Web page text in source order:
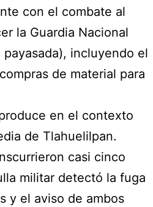
con el combate al
la Guardia Nacional
incluyendo el
de material para
en el contexto
de Tlahuelilpan.
casi cinco
militar detectó la fuga
y el aviso de ambos